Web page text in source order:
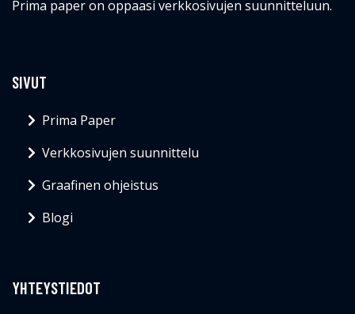
Prima paper on oppaasi verkkosivujen suunnitteluun.
SIVUT
Prima Paper
Verkkosivujen suunnittelu
Graafinen ohjeistus
Blogi
YHTEYSTIEDOT